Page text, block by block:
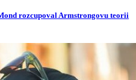
rozcupoval Armstrongovu teorii